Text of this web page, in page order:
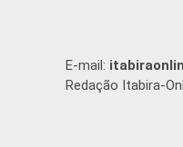
E-mail:
Redação Itabira-